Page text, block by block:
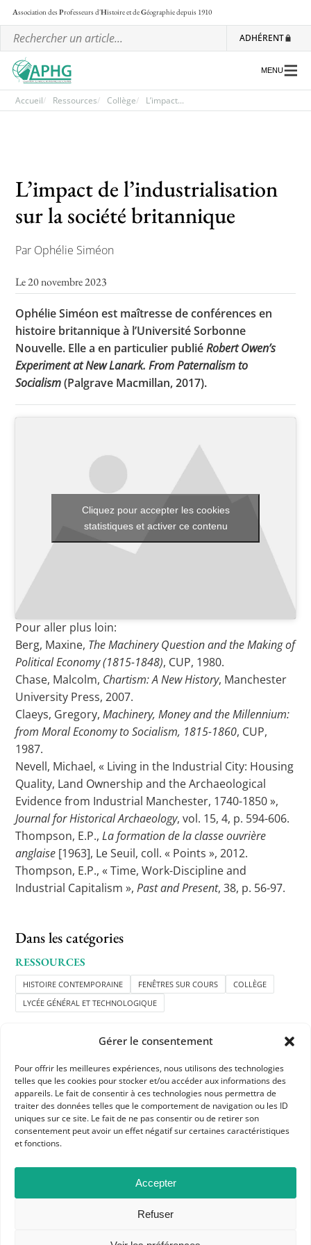
Gérer le consentement
Pour offrir les meilleures expériences, nous utilisons des technologies
telles que les cookies pour stocker et/ou accéder aux informations des
appareils. Le fait de consentir à ces technologies nous permettra de
traiter des données telles que le comportement de navigation ou les ID
uniques sur ce site. Le fait de ne pas consentir ou de retirer son
consentement peut avoir un effet négatif sur certaines caractéristiques
et fonctions.
Accepter
Refuser
Association desProfesseurs d'Histoire et deGéographiedepuis 1910
ADHÉRENT
Les ateliers nationaux
Communiqués et motions
Lettre d’information de l’APHG
L’APHG dans la presse
Toutes les actualités
Concours scolaires
Conférences, tables rondes
Culture
MENU
Accueil Ressources Collège L’impact...
L’impact de l’industrialisation
sur la société britannique
Par Ophélie Siméon
Le 20 novembre 2023
Ophélie Siméon est maîtresse de conférences en
histoire britannique à l’Université Sorbonne
Nouvelle. Elle a en particulier publiéRobert Owen’s
Experiment at New Lanark. From Paternalism to
Socialism(Palgrave Macmillan, 2017).
Cliquez pour accepter les cookies
statistiques et activer ce contenu
Pour aller plus loin:
Berg, Maxine, The Machinery Question and the Making of
Political Economy (1815-1848), CUP, 1980.
Chase, Malcolm, Chartism: A New History, Manchester
University Press, 2007.
Claeys, Gregory,Machinery, Money and the Millennium:
from Moral Economy to Socialism, 1815-1860, CUP,
1987.
Nevell, Michael, « Living in the Industrial City: Housing
Quality, Land Ownership and the Archaeological
Evidence from Industrial Manchester, 1740-1850 »,
Journal for Historical Archaeology, vol. 15, 4, p. 594-606.
Thompson, E.P.,La formation de la classe ouvrière
anglaise [1963], Le Seuil, coll. « Points », 2012.
Thompson, E.P., « Time, Work-Discipline and
Industrial Capitalism »,Past and Present, 38, p. 56-97.
Dans les catégories
RESSOURCES
HISTOIRE CONTEMPORAINE FENÊTRES SUR COURS
COLLÈGE
LYCÉE GÉNÉRAL ET TECHNOLOGIQUE
APHG
Association des professeurs d'histoire et géographie